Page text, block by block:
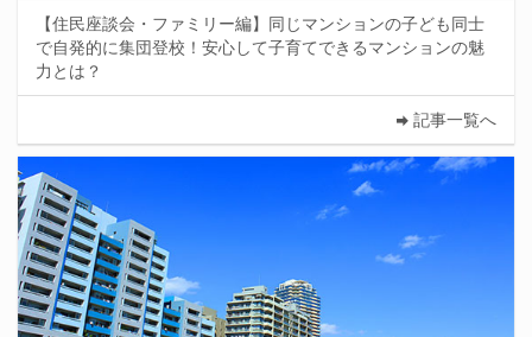
【住民座談会・ファミリー編】同じマンションの子ども同士
で自発的に集団登校！安心して子育てできるマンションの魅
力とは？
記事一覧へ